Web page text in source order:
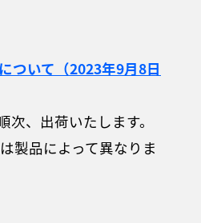
ついて（2023年9月8日
、出荷いたします。
製品によって異なりま